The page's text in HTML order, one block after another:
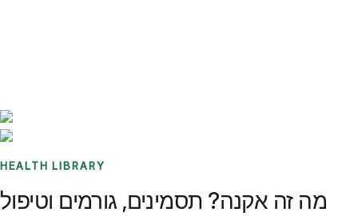
HEALTH LIBRARY
מה זה אקנה? תסמינים, גורמים וטיפול